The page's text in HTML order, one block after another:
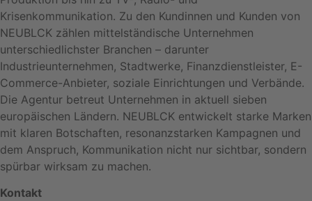
Krisenkommunikation. Zu den Kundinnen und Kunden von
NEUBLCK zählen mittelständische Unternehmen
unterschiedlichster Branchen – darunter
Industrieunternehmen, Stadtwerke, Finanzdienstleister, E-
Commerce-Anbieter, soziale Einrichtungen und Verbände.
Die Agentur betreut Unternehmen in aktuell sieben
europäischen Ländern. NEUBLCK entwickelt starke Marken
mit klaren Botschaften, resonanzstarken Kampagnen und
dem Anspruch, Kommunikation nicht nur sichtbar, sondern
spürbar wirksam zu machen.
Kontakt